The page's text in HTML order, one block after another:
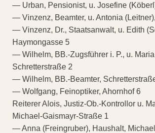
— Urban, Pensionist, u. Josefine
— Vinzenz, Beamter, u. Antonia
— Vinzenz, Dr., Staatsanwalt, u. Edith
Haymongasse 5
— Wilhelm, BB.-Zugsführer i. P., u.
Schretterstraße 2
— Wilhelm, BB.-Beamter,
— Wolfgang, Feinoptiker, Ahornhof 6
Reiterer Alois, Justiz-Ob.-Kontrollor u.
Michael-Gaismayr-Straße 1
— Anna (Freingruber), Haushalt,